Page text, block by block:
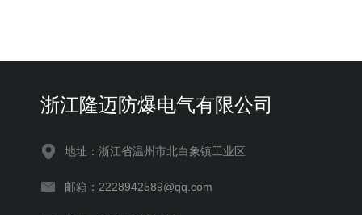
浙江隆迈防爆电气有限公司
地址：浙江省温州市北白象镇工业区
邮箱：2228942589@qq.com